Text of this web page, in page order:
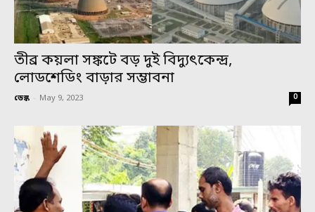
তীব্র কয়লা সঙ্কটে বড় দুই বিদ্যুৎকেন্দ্র,
লোডশেডিং বাড়ার সম্ভাবনা
ডেস্ক - May 9, 2023 0